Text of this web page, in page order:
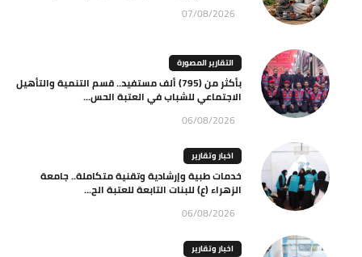
07/08/2026
التقارير المصورة
بأكثر من (795) ألف مستفيد.. قسم التنمية والتأهيل
الاجتماعي للشباب في العتبة الحس...
06/08/2026
اخبار وتقارير
خدمات طبية وإرشادية وتقنية متكاملة.. جامعة
الزهراء (ع) للبنات التابعة للعتبة الح...
06/08/2026
اخبار وتقارير